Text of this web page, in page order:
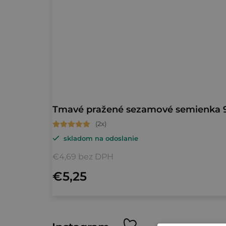
Tmavé pražené sezamové semienka
Priemerné
hodnotenie
produktu
5,0
hviezdičiek.
skladom na odoslanie
€4,69 bez DPH
€5,25